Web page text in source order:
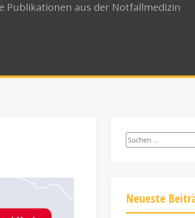
Publikationen aus der Notfallmedizin
Suchen
nach:
Neueste